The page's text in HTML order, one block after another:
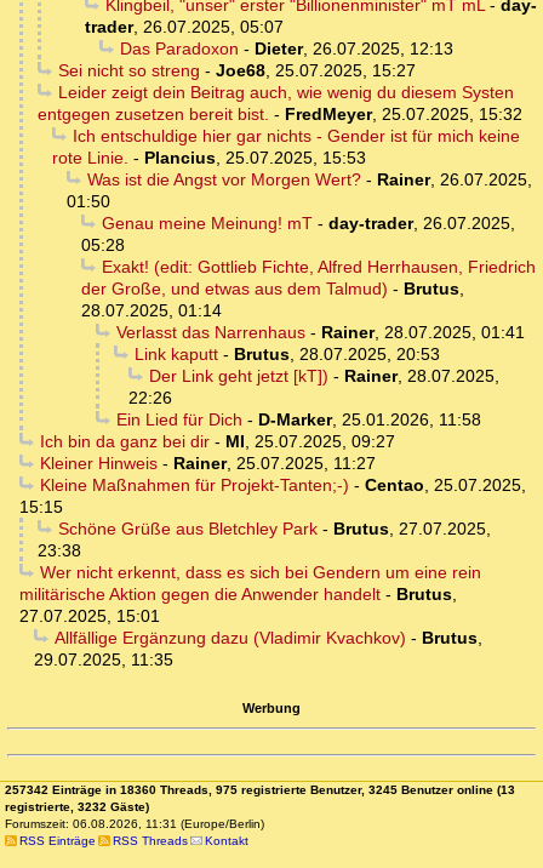
Klingbeil, "unser" erster "Billionenminister" mT mL- day-
trader, 26.07.2025, 05:07
Das Paradoxon - Dieter, 26.07.2025, 12:13
Sei nicht so streng - Joe68, 25.07.2025, 15:27
Leider zeigt dein Beitrag auch, wie wenig du diesem Systen
entgegen zusetzen bereit bist. - FredMeyer, 25.07.2025, 15:32
Ich entschuldige hier gar nichts - Gender ist für mich keine
rote Linie. - Plancius, 25.07.2025, 15:53
Was ist die Angst vor Morgen Wert?- Rainer, 26.07.2025,
01:50
Genau meine Meinung! mT- day-trader, 26.07.2025,
05:28
Exakt! (edit: Gottlieb Fichte, Alfred Herrhausen, Friedrich
der Große, und etwas aus dem Talmud) - Brutus,
28.07.2025, 01:14
Verlasst das Narrenhaus- Rainer, 28.07.2025, 01:41
Link kaputt- Brutus, 28.07.2025, 20:53
Der Link geht jetzt [kT]) - Rainer, 28.07.2025,
22:26
Ein Lied für Dich - D-Marker, 25.01.2026, 11:58
Ich bin da ganz bei dir- MI, 25.07.2025, 09:27
Kleiner Hinweis- Rainer, 25.07.2025, 11:27
Kleine Maßnahmen für Projekt-Tanten;-) - Centao, 25.07.2025,
15:15
Schöne Grüße aus Bletchley Park- Brutus, 27.07.2025,
23:38
Wer nicht erkennt, dass es sich bei Gendern um eine rein
militärische Aktion gegen die Anwender handelt - Brutus,
27.07.2025, 15:01
Allfällige Ergänzung dazu (Vladimir Kvachkov) - Brutus,
29.07.2025, 11:35
Werbung
257342 Einträge in 18360 Threads, 975 registrierte Benutzer, 3245 Benutzer online (13
registrierte, 3232 Gäste)
Forumszeit: 06.08.2026, 11:31 (Europe/Berlin)
RSS Einträge
RSS Threads Kontakt